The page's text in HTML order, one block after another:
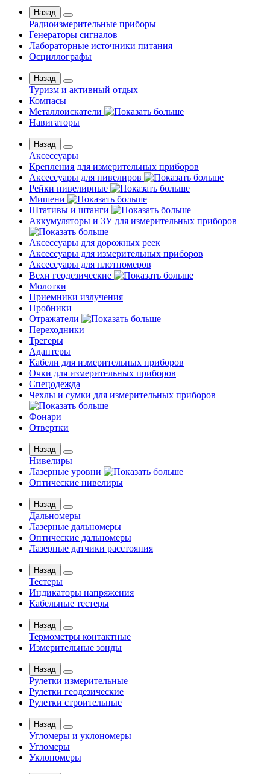
Назад
Радиоизмерительные приборы
Генераторы сигналов
Лабораторные источники питания
Осциллографы
Назад
Туризм и активный отдых
Компасы
Металлоискатели
Навигаторы
Назад
Аксессуары
Крепления для измерительных приборов
Аксессуары для нивелиров
Рейки нивелирные
Мишени
Штативы и штанги
Аккумуляторы и ЗУ для измерительных приборов
Аксессуары для дорожных реек
Аксессуары для измерительных приборов
Аксессуары для плотномеров
Вехи геодезические
Молотки
Приемники излучения
Пробники
Отражатели
Переходники
Трегеры
Адаптеры
Кабели для измерительных приборов
Очки для измерительных приборов
Спецодежда
Чехлы и сумки для измерительных приборов
Фонари
Отвертки
Назад
Нивелиры
Лазерные уровни
Оптические нивелиры
Назад
Дальномеры
Лазерные дальномеры
Оптические дальномеры
Лазерные датчики расстояния
Назад
Тестеры
Индикаторы напряжения
Кабельные тестеры
Назад
Термометры контактные
Измерительные зонды
Назад
Рулетки измерительные
Рулетки геодезические
Рулетки строительные
Назад
Угломеры и уклономеры
Угломеры
Уклономеры